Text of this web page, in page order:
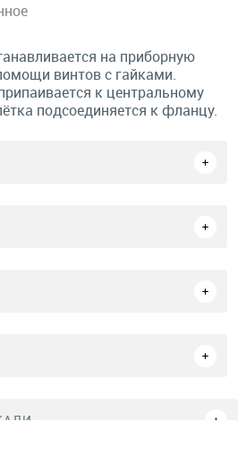
на приборную
винтов с гайками.
к центральному
подсоединяется к фланцу.